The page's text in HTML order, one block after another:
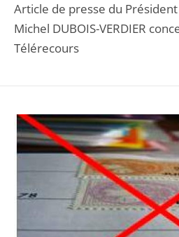
Article de presse du
Michel DUBOIS-VERDIER
Télérecours